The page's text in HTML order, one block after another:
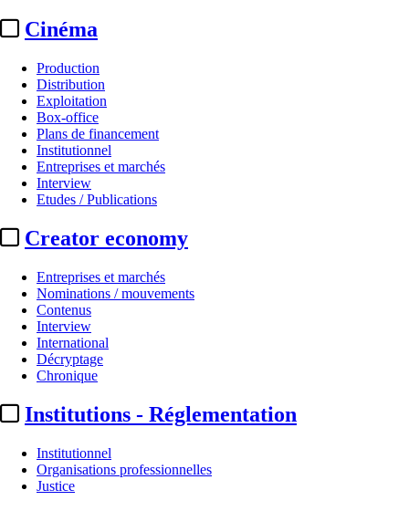
Cinéma
Production
Distribution
Exploitation
Box-office
Plans de financement
Institutionnel
Entreprises et marchés
Interview
Etudes / Publications
Creator economy
Entreprises et marchés
Nominations / mouvements
Contenus
Interview
International
Décryptage
Chronique
Institutions - Réglementation
Institutionnel
Organisations professionnelles
Justice